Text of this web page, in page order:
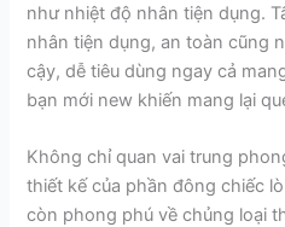
như nhiệt độ nhân tiện dụng.
nhân tiện dụng, an toàn cũng
cậy, dễ tiêu dùng ngay cả
bạn mới new khiến mang lại
Không chỉ quan vai trung
thiết kế của phần đông chiếc
còn phong phú về chủng loại